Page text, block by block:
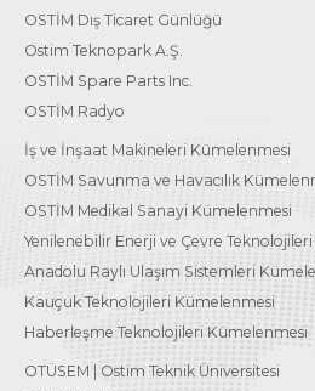
OSTİM Dış Ticaret Günlüğü
Ostim Teknopark A.Ş.
OSTİM Spare Parts Inc.
OSTİM Radyo
İş ve İnşaat Makineleri Kümelenmesi
OSTİM Savunma ve Havacılık
OSTİM Medikal Sanayi Kümelenmesi
Yenilenebilir Enerji ve Çevre
Anadolu Raylı Ulaşım Sistemleri
Kauçuk Teknolojileri Kümelenmesi
Haberleşme Teknolojileri Kümelenmesi
OTÜSEM | Ostim Teknik Üniversitesi